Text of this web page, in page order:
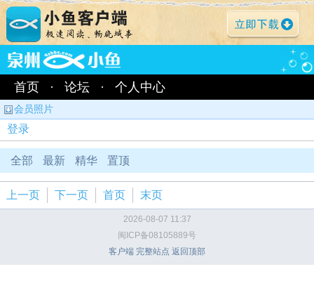
首页 · 论坛 · 个人中心
会员照片
登录
全部 最新 精华 置顶
上一页 下一页 首页 末页
2026-08-07 11:37
闽ICP备08105889号
客户端 完整站点 返回顶部